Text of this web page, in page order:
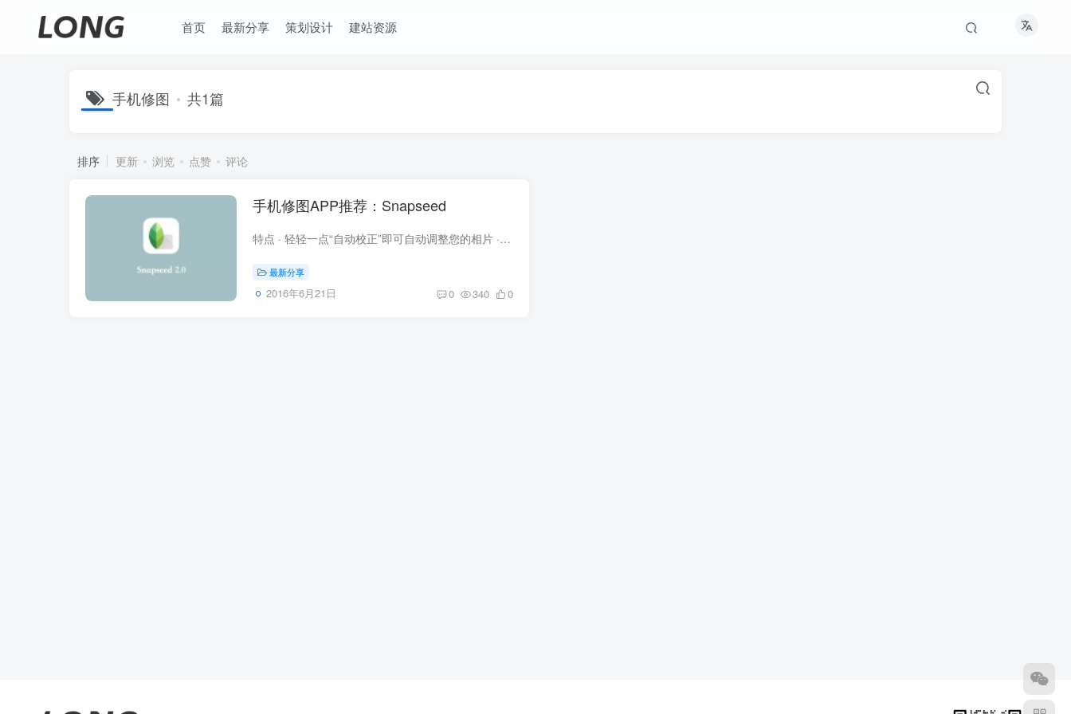
首页 最新分享 策划设计 建站资源
手机修图 共1篇
排序 更新 浏览 点赞 评论
手机修图APP推荐：Snapseed
特点 · 轻轻一点“自动校正”即可自动调整您的相片 · 使用“调整图像”将您的相片调整至尽善尽美 · 使用“选择性调整”对相片的特定对象或区域加以美化 · 提供各种有趣且极具新意的滤镜，例...
最新分享
2016年6月21日 0 340 0